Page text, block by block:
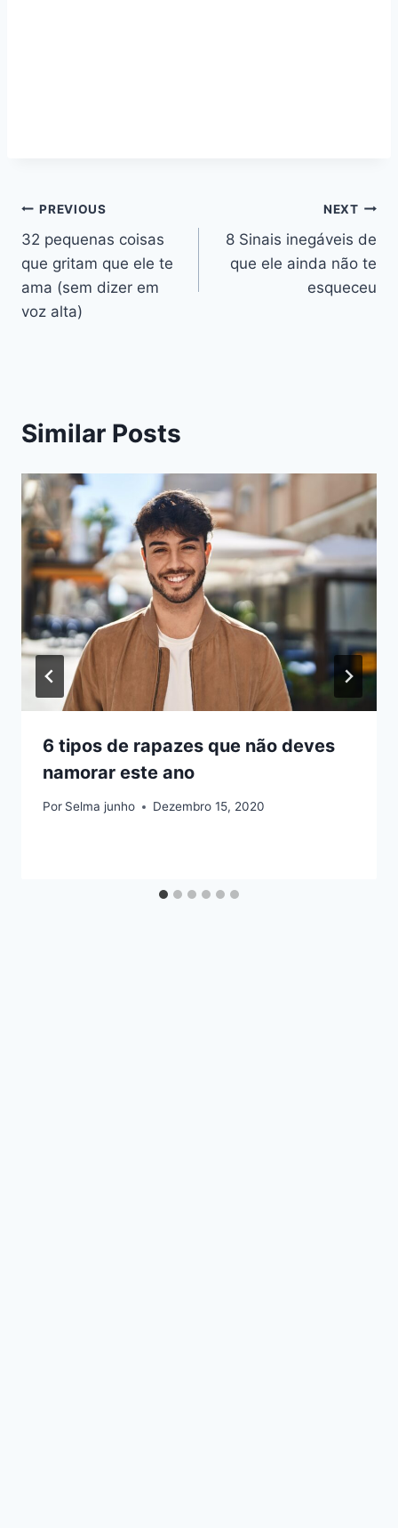
Navegação
de
artigos
PREVIOUS
32 pequenas coisas
que gritam que ele te
ama (sem dizer em
voz alta)
NEXT
8 Sinais inegáveis de
que ele ainda não te
esqueceu
Similar Posts
6 tipos de rapazes que não deves
namorar este ano
Por Selma junho Dezembro 15, 2020